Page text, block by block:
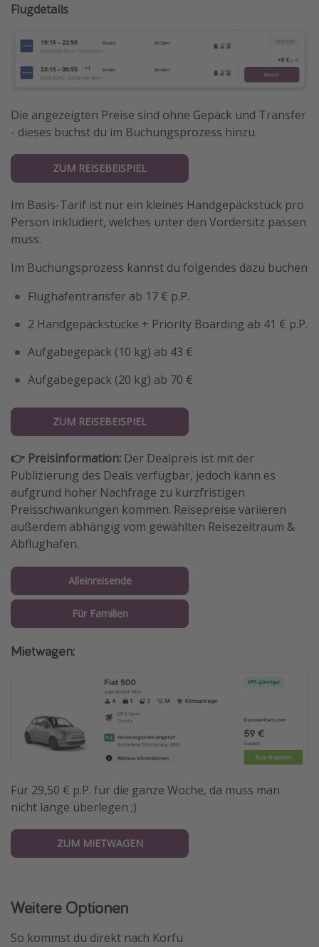
Flugdetails
Die angezeigten Preise sind ohne Gepäck und Transfer
- dieses buchst du im Buchungsprozess hinzu.
ZUM REISEBEISPIEL
Im Basis-Tarif ist nur ein kleines Handgepäckstück pro
Person inkludiert, welches unter den Vordersitz passen
muss.
Im Buchungsprozess kannst du folgendes dazu buchen
Flughafentransfer ab 17 € p.P.
2 Handgepäckstücke + Priority Boarding ab 41 € p.P.
Aufgabegepäck (10 kg) ab 43 €
Aufgabegepäck (20 kg) ab 70 €
ZUM REISEBEISPIEL
👉 Preisinformation: Der Dealpreis ist mit der
Publizierung des Deals verfügbar, jedoch kann es
aufgrund hoher Nachfrage zu kurzfristigen
Preisschwankungen kommen. Reisepreise variieren
außerdem abhängig vom gewählten Reisezeitraum &
Abflughafen.
Alleinreisende
Für Familien
Mietwagen:
Für 29,50 € p.P. für die ganze Woche, da muss man
nicht lange überlegen ;)
ZUM MIETWAGEN
Weitere Optionen
So kommst du direkt nach Korfu